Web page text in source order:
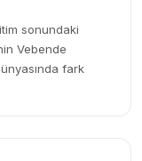
sonundaki
Vebende
fark